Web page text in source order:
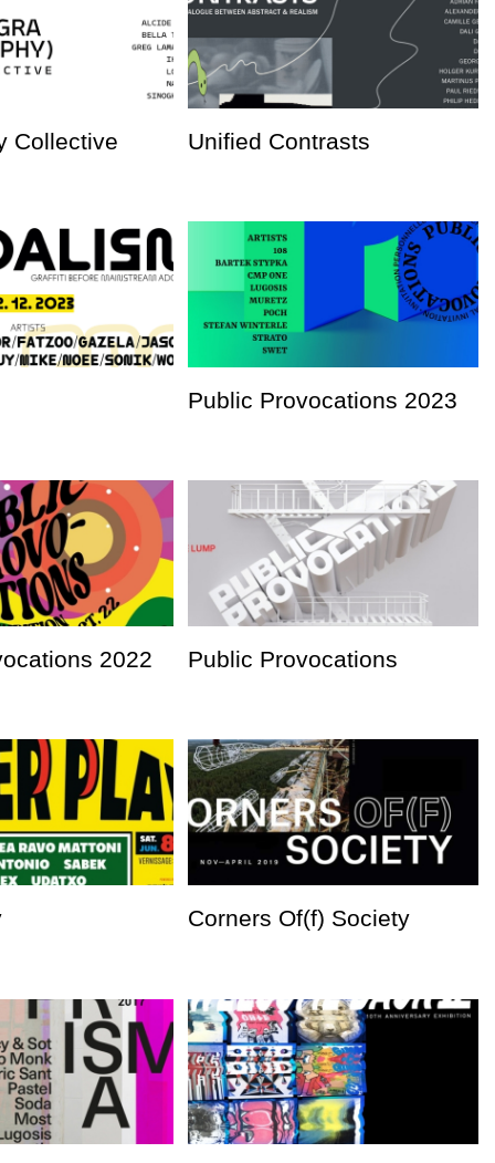
Collective Unified Contrasts
Public Provocations 2023
2022 Public Provocations
Corners Of(f) Society